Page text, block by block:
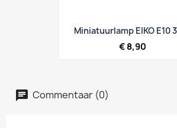
Miniatuurlamp EIKO E10
€ 8,90
Commentaar (0)